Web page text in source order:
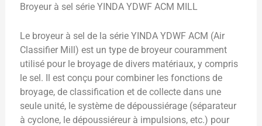
Broyeur à sel série YINDA YDWF ACM MILL
Le broyeur à sel de la série YINDA YDWF ACM (Air
Classifier Mill) est un type de broyeur couramment
utilisé pour le broyage de divers matériaux, y compris
le sel. Il est conçu pour combiner les fonctions de
broyage, de classification et de collecte dans une
seule unité, le système de dépoussiérage (séparateur
à cyclone, le dépoussiéreur à impulsions, etc.) pour